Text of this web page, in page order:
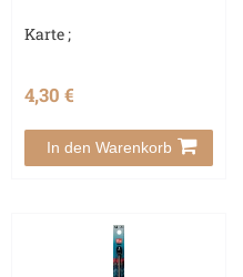
Karte ;
4,30 €
In den Warenkorb